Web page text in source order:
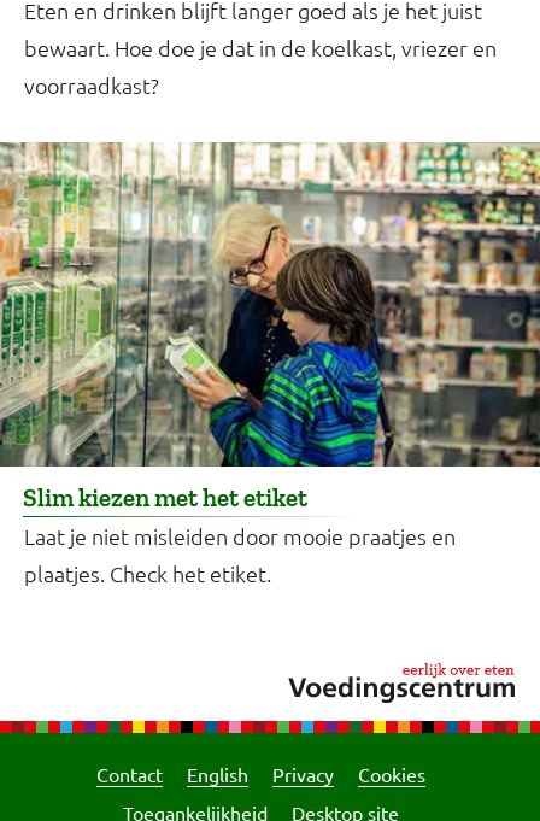
Eten en drinken blijft langer goed als je het juist
bewaart. Hoe doe je dat in de koelkast, vriezer en
voorraadkast?
Slim kiezen met het etiket
Laat je niet misleiden door mooie praatjes en
plaatjes. Check het etiket.
Contact English Privacy
Cookies
Toegankelijkheid
Desktop site